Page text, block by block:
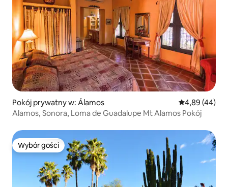
Pokój prywatny w: Álamos Średnia
4,89 (44)
Alamos, Sonora, Loma de Guadalupe Mt Alamos Pokój
Wybór gości
Wybór gości